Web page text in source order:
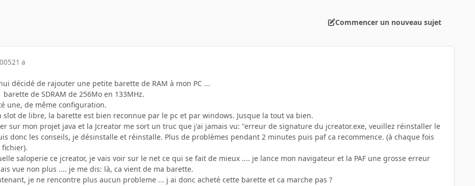
Commencer un nouveau sujet
21 a
décidé de rajouter une petite barette de RAM à mon PC ...
de SDRAM de 256Mo en 133MHz.
une, de même configuration.
slot de libre, la barette est bien reconnue par le pc et par windows. Jusque la tout va bien.
sur mon projet java et la Jcreator me sort un truc que j'ai jamais vu: "erreur de signature du jcreator.exe, veuillez réinstaller le
donc les conseils, je désinstalle et réinstalle. Plus de problèmes pendant 2 minutes puis paf ca recommence. (à chaque fois
saloperie ce jcreator, je vais voir sur le net ce qui se fait de mieux .... je lance mon navigateur et la PAF une grosse erreur
vue non plus .... je me dis: là, ca vient de ma barette.
je ne rencontre plus aucun probleme ... j ai donc acheté cette barette et ca marche pas ?